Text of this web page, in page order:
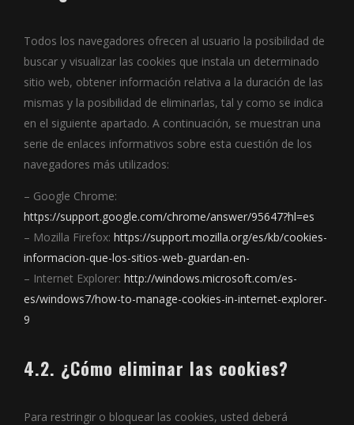
Todos los navegadores ofrecen al usuario la posibilidad de
buscar y visualizar las cookies que instala un determinado
sitio web, obtener información relativa a la duración de las
mismas y la posibilidad de eliminarlas, tal y como se indica
en el siguiente apartado. A continuación, se muestran una
serie de enlaces informativos sobre esta cuestión de los
navegadores más utilizados:
– Google Chrome:
https://support.google.com/chrome/answer/95647?hl=es
– Mozilla Firefox: https://support.mozilla.org/es/kb/cookies-
informacion-que-los-sitios-web-guardan-en-
– Internet Explorer: http://windows.microsoft.com/es-
es/windows7/how-to-manage-cookies-in-internet-explorer-
9
4.2. ¿Cómo eliminar las cookies?
Para restringir o bloquear las cookies, usted deberá